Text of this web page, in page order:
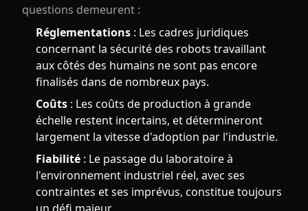
questions demeurent :
Réglementations : Les cadres juridiques
concernant la sécurité des robots travaillant
aux côtés des humains ne sont pas encore
finalisés dans de nombreux pays.
Coûts : Les coûts de production à grande
échelle restent incertains, et détermineront
largement la vitesse d'adoption par l'industrie.
Fiabilité : Le passage du laboratoire à
l'environnement industriel réel, avec ses
contraintes et ses imprévus, constitue toujours